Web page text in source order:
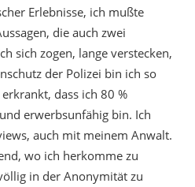
Erlebnisse, ich mußte
die auch zwei
sich zogen, lange verstecken,
der Polizei bin ich so
dass ich 80 %
erwerbsunfähig bin. Ich
auch mit meinem Anwalt.
wo ich herkomme zu
in der Anonymität zu